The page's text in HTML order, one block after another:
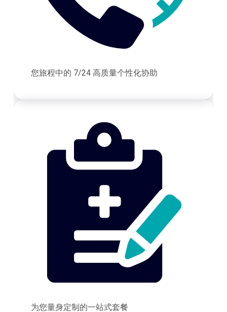
您旅程中的 7/24 高质量个性化协助
为您量身定制的一站式套餐